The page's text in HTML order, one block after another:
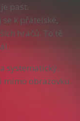
past.
k přátelské,
hráčů. To tě
systematický.
mimo obrazovku.